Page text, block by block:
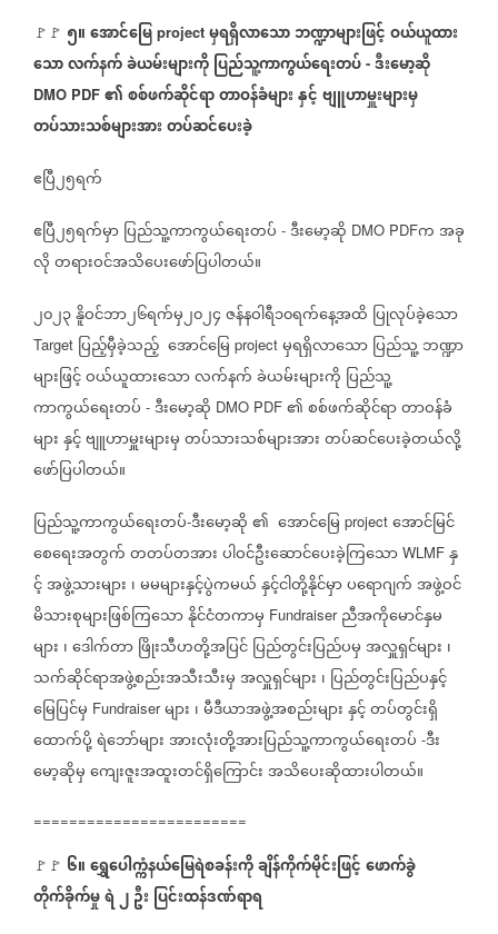
🚩🚩 ၅။အောင်မြေ project မှရရှိလာသောဘဏ္ဍာများဖြင့်ဝယ်ယူထား
သောလက်နက်ခဲယမ်းများကိုပြည်သူ့ကာကွယ်ရေးတပ် - ဒီးမော့ဆို
DMO PDF ၏စစ်ဖက်ဆိုင်ရာတာဝန်ခံများနှင့်ဗျူဟာမှူးများမှ
တပ်သားသစ်များအားတပ်ဆင်ပေးခဲ့
ဧပြီ၂၅ရက်
ဧပြီ၂၅ရက်မှာပြည်သူ့ကာကွယ်ရေးတပ် - ဒီးမော့ဆို DMO PDFကအခု
လိုတရားဝင်အသိပေးဖော်ပြပါတယ်။
၂၀၂၃နိူဝင်ဘာ၂၆ရက်မှ၂၀၂၄ဇန်နဝါရီ၁၀ရက်နေ့အထိ ပြုလုပ်ခဲ့သော
Target ပြည့်မှီခဲ့သည့် အောင်မြေ project မှရရှိလာသောပြည်သူ့ဘဏ္ဍာ
များဖြင့်ဝယ်ယူထားသောလက်နက်ခဲယမ်းများကို ပြည်သူ့
ကာကွယ်ရေးတပ် - ဒီးမော့ဆို DMO PDF ၏စစ်ဖက်ဆိုင်ရာတာဝန်ခံ
များနှင့်ဗျူဟာမှူးများမှတပ်သားသစ်များအားတပ်ဆင်ပေးခဲ့တယ်လို့
ဖော်ပြပါတယ်။
ပြည်သူ့ကာကွယ်ရေးတပ်-ဒီးမော့ဆို၏ အောင်မြေ project အောင်မြင်
စေရေးအတွက်တတပ်တအားပါဝင်ဦးဆောင်ပေးခဲ့ကြသော WLMF နှ
င့်အဖွဲ့သားများ ၊မမများနှင့်ပွဲကမယ်နှင့်ငါတို့နိုင်မှာပရောဂျက်အဖွဲ့ဝင်
မိသားစုများဖြစ်ကြသောနိုင်ငံတကာမှ Fundraiser ညီအကိုမောင်နှမ
များ ၊ဒေါက်တာဖြိုးသီဟတို့အပြင်ပြည်တွင်းပြည်ပမှအလှူရှင်များ ၊
သက်ဆိုင်ရာအဖွဲ့စည်းအသီးသီးမှအလှူရှင်များ ၊ ပြည်တွင်းပြည်ပနှင့်
မြေပြင်မှ Fundraiserများ ၊မီဒီယာအဖွဲ့အစည်းများနှင့်တပ်တွင်းရှိ
ထောက်ပို့ရဲဘော်များအားလုံးတို့အားပြည်သူ့ကာကွယ်ရေးတပ် -ဒီး
မော့ဆိုမှကျေးဇူးအထူးတင်ရှိကြောင်းအသိပေးဆိုထားပါတယ်။
========================
🚩🚩 ၆။ရွှေပေါက္ကံနယ်မြေရဲစခန်းကိုချိန်ကိုက်မိုင်းဖြင့်ဖောက်ခွဲ
တိုက်ခိုက်မှုရဲ၂ဦး ပြင်းထန်ဒဏ်ရာရ